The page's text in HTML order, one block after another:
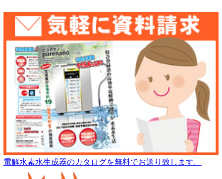
電解水素水生成器のカタログを無料でお送り致します。